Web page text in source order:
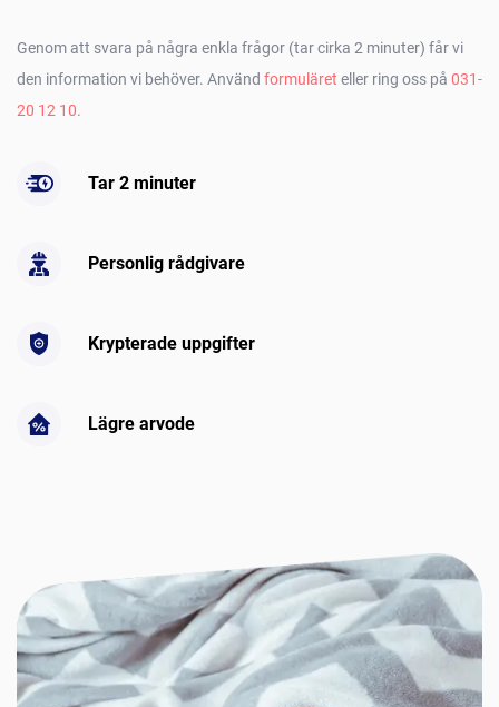
Genom att svara på några enkla frågor (tar cirka 2 minuter) får vi
den information vi behöver. Använd formuläret eller ring oss på 031-
20 12 10.
Tar 2 minuter
Personlig rådgivare
Krypterade uppgifter
Lägre arvode